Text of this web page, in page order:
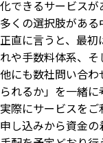
化できるサービスが
多くの選択肢があ
正直に言うと、最
れや手数料体系、
他にも数社問い合
られるか」を一緒
実際にサービスを
申し込みから資金